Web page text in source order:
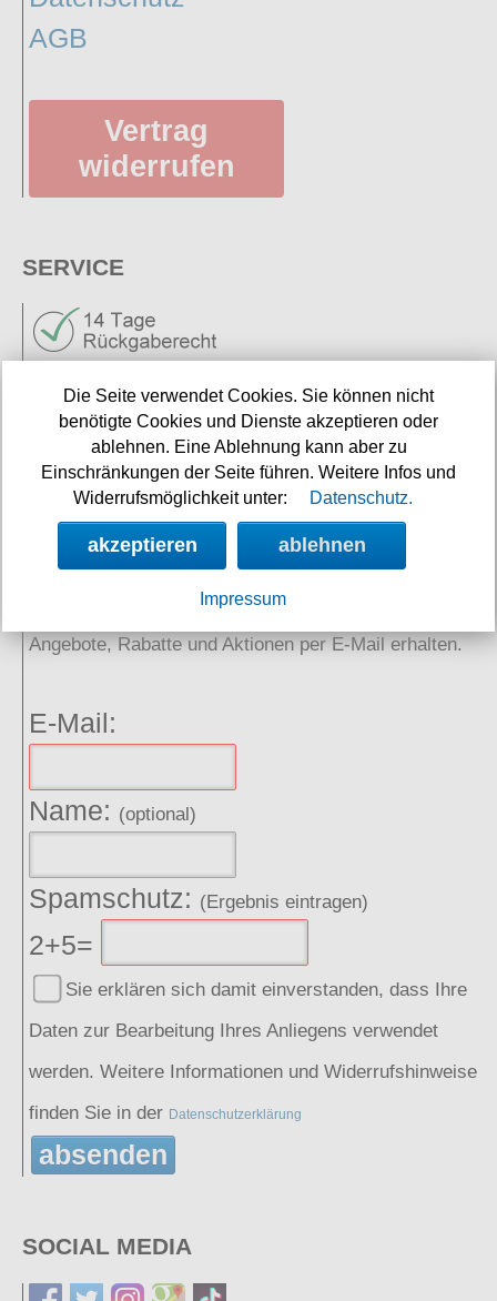
AGB
Vertrag
widerrufen
SERVICE
Neuigkeiten
Links
Angebote, Rabatte und Aktionen per E-Mail erhalten.
E-Mail:
Name: (optional)
Spamschutz: (Ergebnis eintragen)
2+5=
Sie erklären sich damit einverstanden, dass Ihre
Daten zur Bearbeitung Ihres Anliegens verwendet
werden. Weitere Informationen und Widerrufshinweise
finden Sie in der Datenschutzerklärung
absenden
SOCIAL MEDIA
Die Seite verwendet Cookies. Sie können nicht
benötigte Cookies und Dienste akzeptieren oder
ablehnen. Eine Ablehnung kann aber zu
Einschränkungen der Seite führen. Weitere Infos und
Widerrufsmöglichkeit unter:
Datenschutz.
akzeptieren ablehnen
Impressum